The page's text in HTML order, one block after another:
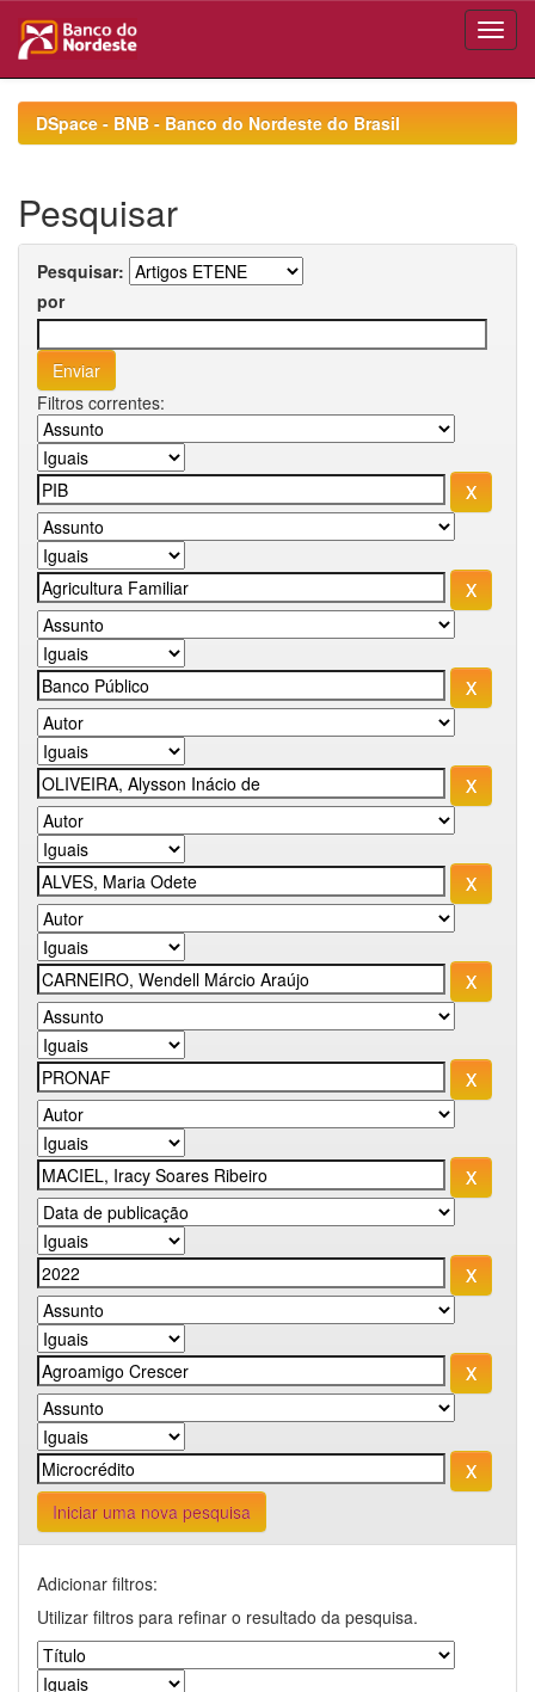
navigationDSpace - BNB - Banco do Nordeste do Brasil
Pesquisar
Pesquisar:
por
Filtros correntes:
Iniciar uma nova pesquisa
Adicionar filtros:
Utilizar filtros para refinar o resultado da pesquisa.